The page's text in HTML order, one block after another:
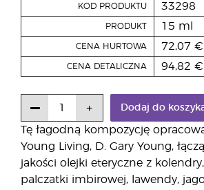
Tę łagodną kompozycję
Young Living, D. Gary Young,
jakości olejki eteryczne z
palczatki imbirowej, lawendy,
KOD PRODUKTU 33298
PRODUKT 15 ml
CENA HURTOWA 72,07 €
CENA DETALICZNA 94,82 €
Dodaj do